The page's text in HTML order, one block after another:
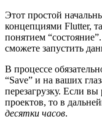
Этот простой
концепциями Flutter,
понятием
сможете запустить
В процессе
“Save” и на ваших
перезагрузку. Если
проектов, то в
десятки часов.